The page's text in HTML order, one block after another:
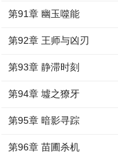
第91章 幽玉噬能
第92章 王师与凶刃
第93章 静滞时刻
第94章 墟之獠牙
第95章 暗影寻踪
第96章 苗圃杀机